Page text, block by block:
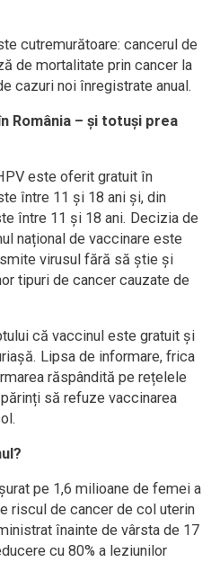
cutremurătoare: cancerul de
de mortalitate prin cancer la
cazuri noi înregistrate anual.
România – și totuși prea
este oferit gratuit în
între 11 și 18 ani și, din
între 11 și 18 ani. Decizia de
național de vaccinare este
virusul fără să știe și
tipuri de cancer cauzate de
că vaccinul este gratuit și
Lipsa de informare, frica
răspândită pe rețelele
să refuze vaccinarea
pe 1,6 milioane de femei a
riscul de cancer de col uterin
înainte de vârsta de 17
cu 80% a leziunilor